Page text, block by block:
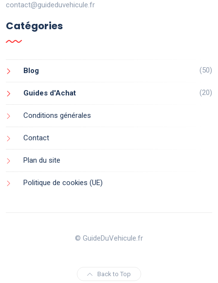
contact@guideduvehicule.fr
Catégories
Blog (50)
Guides d'Achat (20)
Conditions générales
Contact
Plan du site
Politique de cookies (UE)
© GuideDuVehicule.fr
Back to Top